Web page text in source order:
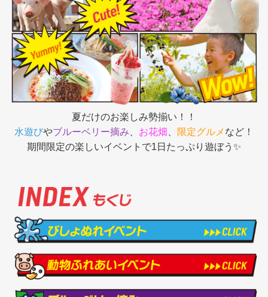
夏だけのお楽しみ勢揃い！！
水遊びやブルーベリー摘み お花畑 限定グルメ など！
期間限定の楽しいイベントで1日たっぷり遊ぼう✨